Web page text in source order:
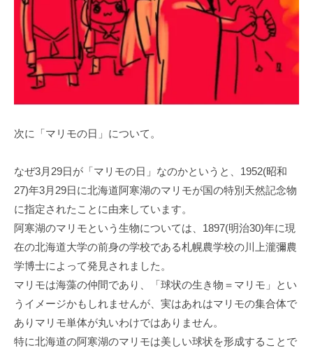
次に「マリモの日」について。
なぜ3月29日が「マリモの日」なのかというと、1952(昭和
27)年3月29日に北海道阿寒湖のマリモが国の特別天然記念物
に指定されたことに由来しています。
阿寒湖のマリモという生物については、1897(明治30)年に現
在の北海道大学の前身の学校である札幌農学校の川上瀧彌農
学博士によって発見されました。
マリモは海藻の仲間であり、「球状の生き物＝マリモ」とい
うイメージかもしれませんが、実はあれはマリモの集合体で
ありマリモ単体が丸いわけではありません。
特に北海道の阿寒湖のマリモは美しい球状を形成することで